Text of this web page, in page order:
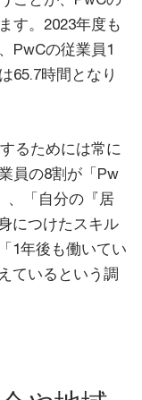
す。2023年度も
PwCの従業員1
65.7時間となり
るためには常に
員の8割が「Pw
、「自分の『居
につけたスキル
1年後も働いてい
ているという調